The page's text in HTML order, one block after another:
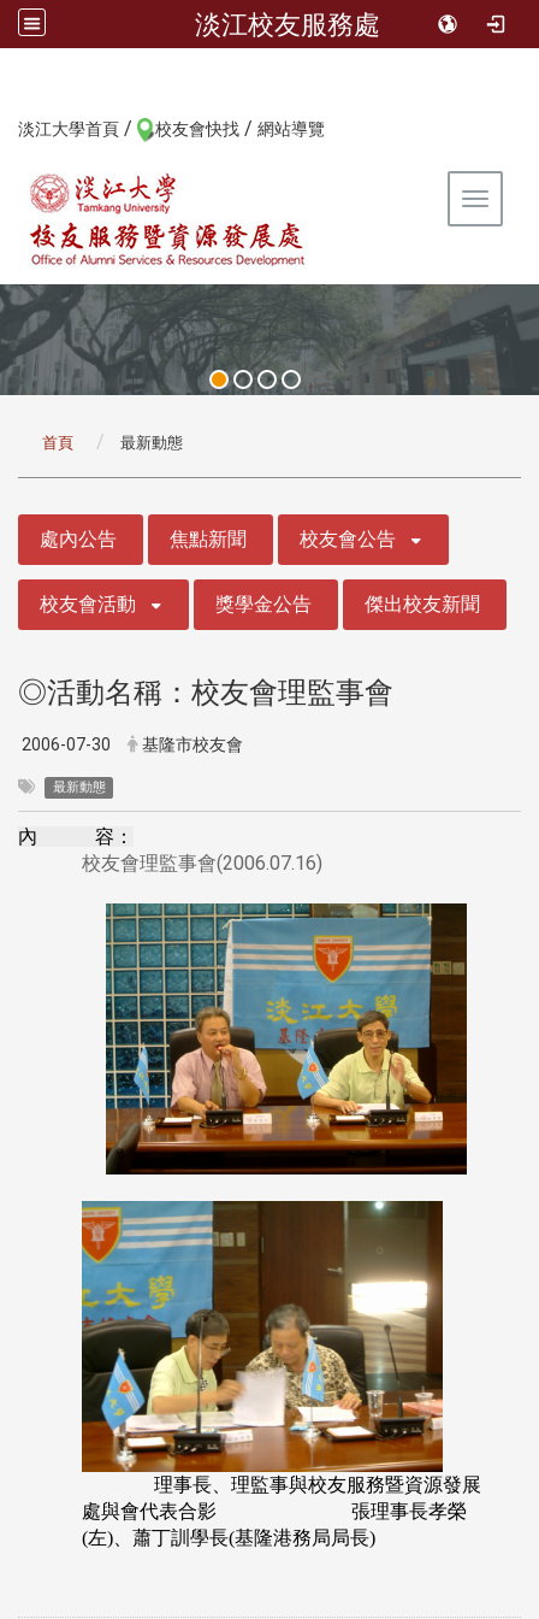
淡江校友服務處
淡江大學首頁 / 校友會快找 / 網站導覽
Toggle
首頁 最新動態
處內公告 焦點新聞 校友會公告
校友會活動 獎學金公告 傑出校友新聞
◎活動名稱：校友會理監事會
2006-07-30 基隆市校友會
最新動態
內 容：
校友會理監事會(2006.07.16)
理事長、理監事與校友服務暨資源發展
處與會代表合影
張理事長孝榮
(左)、蕭丁訓學長(基隆港務局局長)